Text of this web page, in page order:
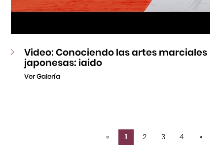
Video: Conociendo las artes marciales
japonesas: iaido
Ver Galería
« 1 2 3 4 »